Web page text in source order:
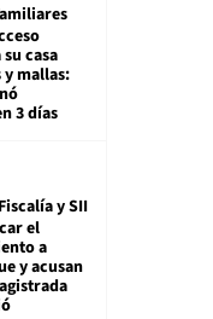
casa
mallas:
3 días
Fiscalía y SII
el
a
y acusan